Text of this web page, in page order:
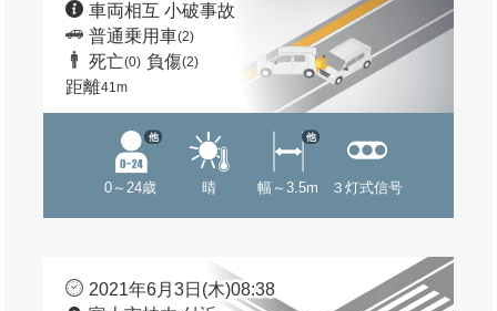
車両相互 小破事故
普通乗用車(2)
死亡(0) 負傷(2)
距離41m
0～24歳
他
晴 幅～3.5m
他
３灯式信号
2021年6月3日(木)08:38